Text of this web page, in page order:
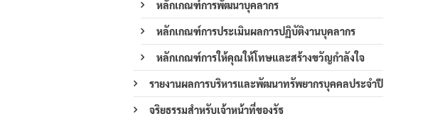
หลักเกณฑ์การพัฒนาบุคลากร
หลักเกณฑ์การประเมินผลการปฏิบัติงานบุคลากร
หลักเกณฑ์การให้คุณให้โทษและสร้างขวัญกำลังใจ
รายงานผลการบริหารและพัฒนาทรัพยากรบุคคลประจำปี
จริยธรรมสำหรับเจ้าหน้าที่ของรัฐ